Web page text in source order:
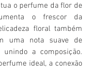
o perfume da flor de
o frescor da
floral também
uma nota suave de
unindo a composição.
ideal, a conexão